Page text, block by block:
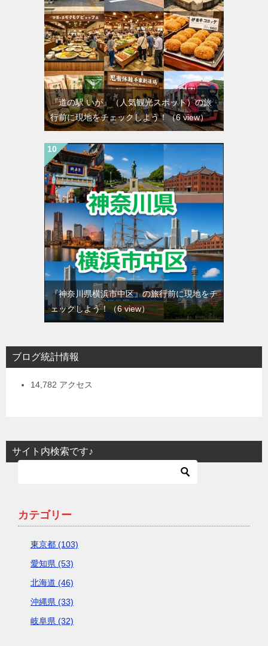
『道の駅 いが』（人気観光スポット）の旅
行前に現地をチェックしよう！（6 view）
『神奈川県横浜市中区』の旅行前に現地をチ
ェックしよう！（6 view）
ブログ統計情報
14,782 アクセス
サイト内検索です♪
カテゴリー
東京都 (103)
愛知県 (53)
北海道 (46)
沖縄県 (33)
岐阜県 (32)